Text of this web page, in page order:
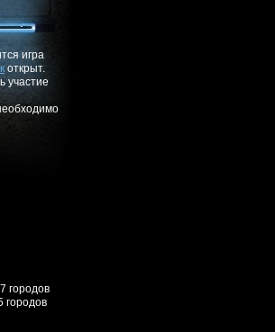
игра
открыт.
участие
городов
городов